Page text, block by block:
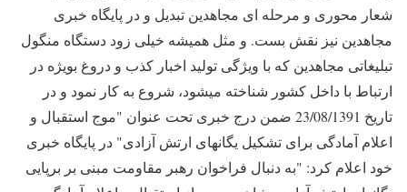
شعار محوری و مرحله ای مجاهدین تبدیل و در پایگاه خبری
مجاهدین نیز نقش بست. و مثل همیشه خیلی زود دستگاه منگول
تبلیغاتی مجاهدین که با ویژگی تولید اخبار کذب و دروغ بویژه در
ارتباط با داخل کشور شناخته میشود، شروع به کار نمود و در
تاریخ 23/08/1391 ضمن درج خبری تحت عنوان "موج استقبال و
اعلام آمادگی برای تشکیل یگانهای ارتش آزادی" در پایگاه خبری
خود اعلام کرد: "به دنبال فراخوان رهبر مقاومت مبنی بر برپایی